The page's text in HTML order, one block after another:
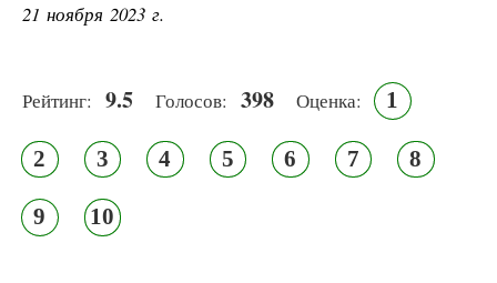
21 ноября 2023 г.
Рейтинг: 9.5 Голосов: 398 Оценка: 1
2 3 4 5 6 7 8
9 10